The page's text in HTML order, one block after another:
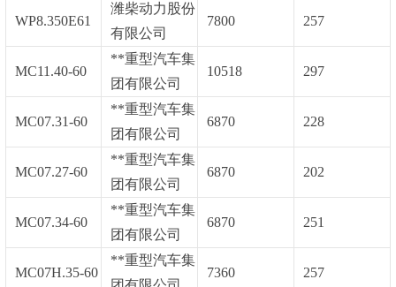
WP8.350E61
潍柴动力股份
有限公司
7800 257
MC11.40-60
**重型汽车集
团有限公司
10518 297
MC07.31-60
**重型汽车集
团有限公司
6870 228
MC07.27-60
**重型汽车集
团有限公司
6870 202
MC07.34-60
**重型汽车集
团有限公司
6870 251
MC07H.35-60
**重型汽车集
7360 257